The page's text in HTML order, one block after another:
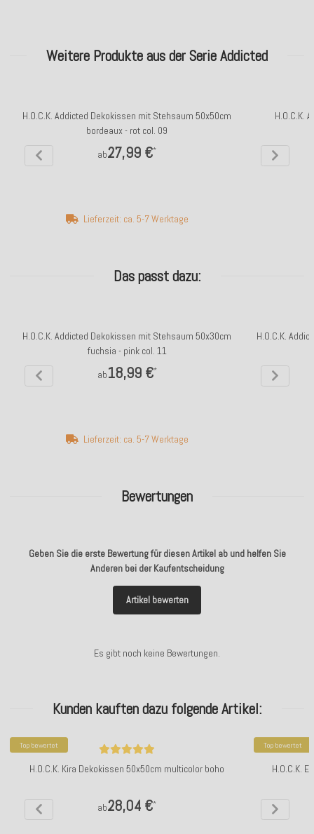
Bewertungen
Geben Sie die erste Bewertung für diesen Artikel ab und helfen Sie
Anderen bei der Kaufentscheidung
Artikel bewerten
Es gibt noch keine Bewertungen.
Weitere Produkte aus der Serie Addicted
H.O.C.K. Addicted Dekokissen mit Stehsaum 50x50cm
bordeaux - rot col. 09
ab27,99 €*
Lieferzeit: ca. 5-7 Werktage
H.O.C.K.
Das passt dazu:
H.O.C.K. Addicted Dekokissen mit Stehsaum 50x30cm
fuchsia - pink col. 11
ab18,99 €*
Lieferzeit: ca. 5-7 Werktage
H.O.C.K.
Kunden kauften dazu folgende Artikel:
Top bewertet
H.O.C.K. Kira Dekokissen 50x50cm multicolor boho
ab28,04 €*
Top bewertet
H.O.C.K.